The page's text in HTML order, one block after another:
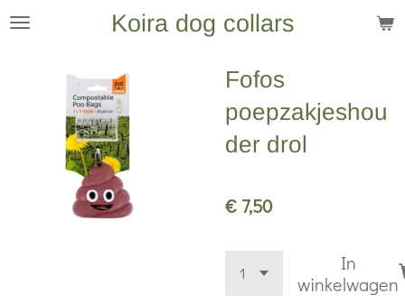
Ga
hoofdinhoud
Koira dog collars
Fofos
poepzakjeshou
der drol
€ 7,50
In
winkelwagen